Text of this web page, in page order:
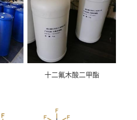
十二氟木酸二甲酯